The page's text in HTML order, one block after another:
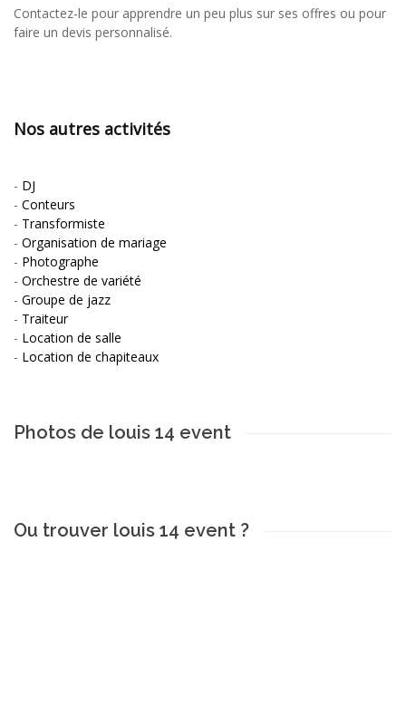
Contactez-le pour apprendre un peu plus sur ses offres ou pour
faire un devis personnalisé.
Nos autres activités
- DJ
- Conteurs
- Transformiste
- Organisation de mariage
- Photographe
- Orchestre de variété
- Groupe de jazz
- Traiteur
- Location de salle
- Location de chapiteaux
Photos de louis 14 event
Ou trouver louis 14 event ?